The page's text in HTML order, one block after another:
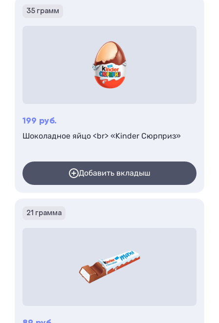
35 грамм
199 руб.
Шоколадное яйцо <br> «Kinder Сюрприз»
Добавить вкладыш
21 грамма